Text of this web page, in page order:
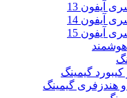
آیفون 13
آیفون 14
آیفون 15
گیمینگ
هندزفری گیمینگ